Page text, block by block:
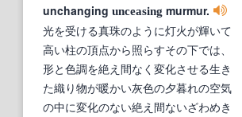
unchanging unceasing murmur.
光を受ける真珠のように灯火が輝いて
高い柱の頂点から照らすその下では、
形と色調を絶え間なく変化させる生き
た織り物が暖かい灰色の夕暮れの空気
の中に変化のない絶え間ないざわめき